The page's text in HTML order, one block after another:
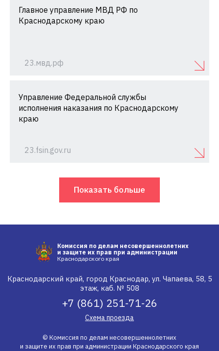
Главное управление МВД РФ по
Краснодарскому краю
23.мвд.рф
Управление Федеральной службы
исполнения наказания по Краснодарскому
краю
23.fsin.gov.ru
Показать больше
Комиссия по делам несовершеннолетних
и защите их прав при администрации
Краснодарского края
Краснодарский край, город Краснодар, ул. Чапаева, 58, 5
этаж, каб. № 508
+7 (861) 251-71-26
Схема проезда
© Комиссия по делам несовершеннолетних
и защите их прав при администрации Краснодарского края